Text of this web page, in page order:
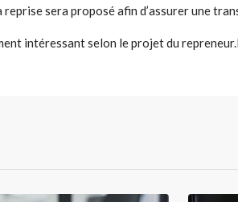
reprise sera proposé afin d’assurer une
intéressant selon le projet du